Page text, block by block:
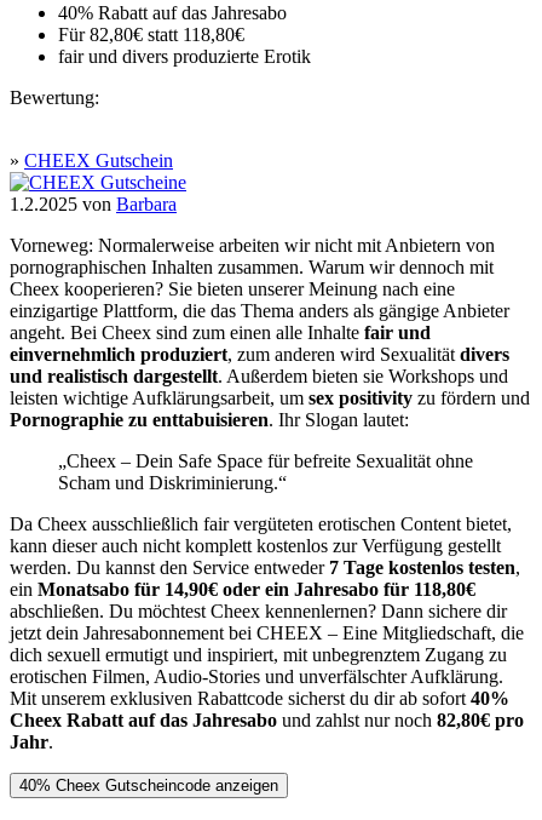
40% Rabatt auf das Jahresabo
Für 82,80€ statt 118,80€
fair und divers produzierte Erotik
Bewertung:
» CHEEX Gutschein
1.2.2025 von Barbara
Vorneweg: Normalerweise arbeiten wir nicht mit Anbietern von
pornographischen Inhalten zusammen. Warum wir dennoch mit
Cheex kooperieren? Sie bieten unserer Meinung nach eine
einzigartige Plattform, die das Thema anders als gängige Anbieter
angeht. Bei Cheex sind zum einen alle Inhalte fair und
einvernehmlich produziert, zum anderen wird Sexualität divers
und realistisch dargestellt. Außerdem bieten sie Workshops und
leisten wichtige Aufklärungsarbeit, um sex positivity zu fördern und
Pornographie zu enttabuisieren. Ihr Slogan lautet:
„Cheex – Dein Safe Space für befreite Sexualität ohne
Scham und Diskriminierung.“
Da Cheex ausschließlich fair vergüteten erotischen Content bietet,
kann dieser auch nicht komplett kostenlos zur Verfügung gestellt
werden. Du kannst den Service entweder 7 Tage kostenlos testen,
ein Monatsabo für 14,90€ oder ein Jahresabo für 118,80€
abschließen. Du möchtest Cheex kennenlernen? Dann sichere dir
jetzt dein Jahresabonnement bei CHEEX – Eine Mitgliedschaft, die
dich sexuell ermutigt und inspiriert, mit unbegrenztem Zugang zu
erotischen Filmen, Audio-Stories und unverfälschter Aufklärung.
Mit unserem exklusiven Rabattcode sicherst du dir ab sofort 40%
Cheex Rabatt auf das Jahresabo und zahlst nur noch 82,80€ pro
Jahr.
40% Cheex Gutscheincode anzeigen